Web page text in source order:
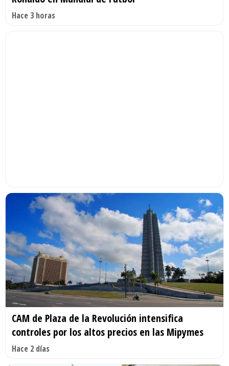
Hace 3 horas
CAM de Plaza de la Revolución intensifica
controles por los altos precios en las Mipymes
Hace 2 días